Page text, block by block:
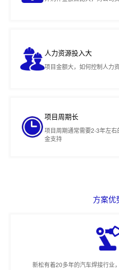
人力资源投入大
项目金额大，如何控制人力
项目周期长
项目周期通常需要2-3年左
金支持
方案优
新松有着20多年的汽车焊接行业